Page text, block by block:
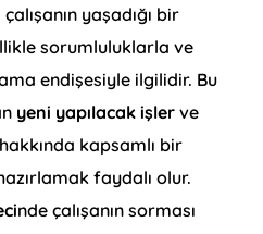
yaşadığı bir
sorumluluklarla ve
endişesiyle ilgilidir. Bu
yeni yapılacak işlerve
kapsamlı bir
faydalı olur.
nde çalışanın sorması